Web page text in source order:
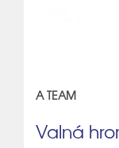
A TEAM
Valná